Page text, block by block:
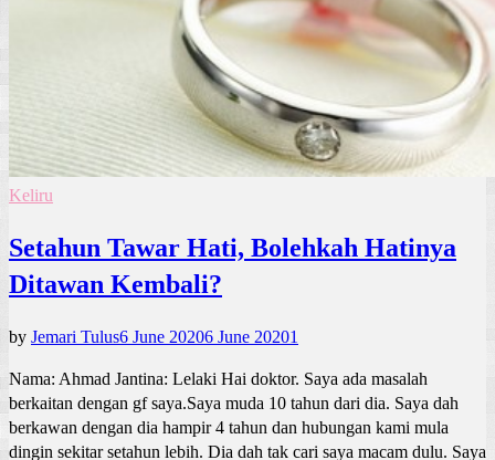
Keliru
Setahun Tawar Hati, Bolehkah Hatinya
Ditawan Kembali?
by Jemari Tulus6 June 20206 June 20201
Nama: Ahmad Jantina: Lelaki Hai doktor. Saya ada masalah
berkaitan dengan gf saya.Saya muda 10 tahun dari dia. Saya dah
berkawan dengan dia hampir 4 tahun dan hubungan kami mula
dingin sekitar setahun lebih. Dia dah tak cari saya macam dulu. Saya